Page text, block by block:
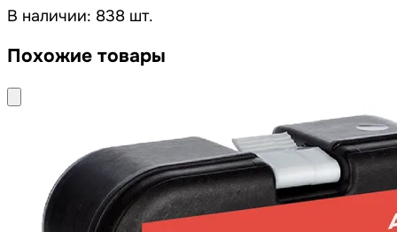
В наличии: 838 шт.
Похожие товары